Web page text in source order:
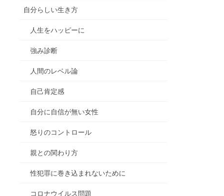
自分らしい生き方
人生をハッピーに
強み診断
人間のレベル論
自己肯定感
自分に自信が無い女性
怒りのコントロール
親との関わり方
性犯罪に巻き込まれないために
コロナウイルス問題